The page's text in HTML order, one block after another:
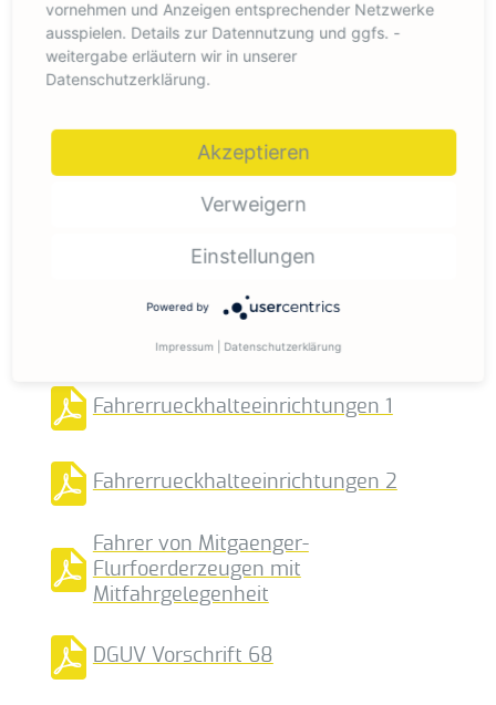
Einweisung von
Fremdfirmenmitarbeitern Muster
Erhaltene persönliche
Fachinfoblatt Batterieladeraeume
Fachinfoblatt Verkehrswege für
Fahrerrueckhalteeinrichtungen 1
Fahrerrueckhalteeinrichtungen 2
Fahrer von Mitgaenger-
Flurfoerderzeugen mit
Mitfahrgelegenheit
DGUV Vorschrift 68
vornehmen und Anzeigen entsprechender Netzwerke
ausspielen. Details zur Datennutzung und ggfs. -
weitergabe erläutern wir in unserer
Datenschutzerklärung.
Akzeptieren
Verweigern
Einstellungen
Powered by
Impressum Datenschutzerklärung